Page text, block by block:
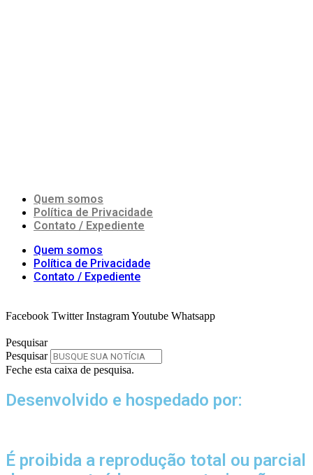
Quem somos
Política de Privacidade
Contato / Expediente
Quem somos
Política de Privacidade
Contato / Expediente
Facebook Twitter InstagramYoutube Whatsapp
Pesquisar
Pesquisar
Feche esta caixa de pesquisa.
Desenvolvido e hospedado por:
É proibida a reprodução total ou parcial